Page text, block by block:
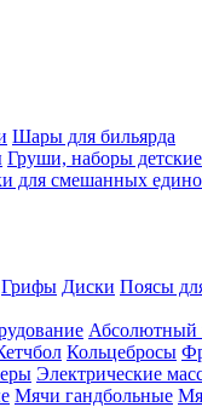
Шары для бильярда
Груши, наборы детские
для смешанных
Грифы Диски Поясы
Абсолютный
Кольцебросы
Электрические
Мячи гандбольные